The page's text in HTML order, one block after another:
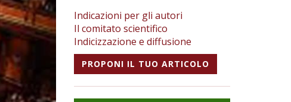
Indicazioni per gli autori
Il comitato scientifico
Indicizzazione e diffusione
PROPONI IL TUO ARTICOLO